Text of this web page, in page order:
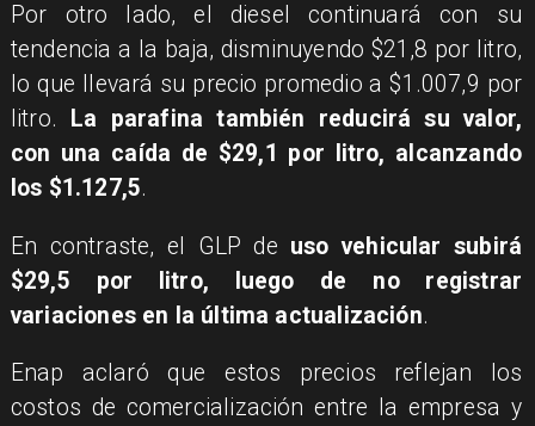
Por otro lado, el diesel continuará con su
tendencia a la baja, disminuyendo $21,8 por litro,
lo que llevará su precio promedio a $1.007,9 por
litro. La parafina también reducirá su valor,
con una caída de $29,1 por litro, alcanzando
los $1.127,5.
En contraste, el GLP de uso vehicular subirá
$29,5 por litro, luego de no registrar
variaciones en la última actualización.
Enap aclaró que estos precios reflejan los
costos de comercialización entre la empresa y